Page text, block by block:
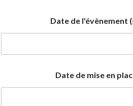
Date de l'évènement
Date de mise en